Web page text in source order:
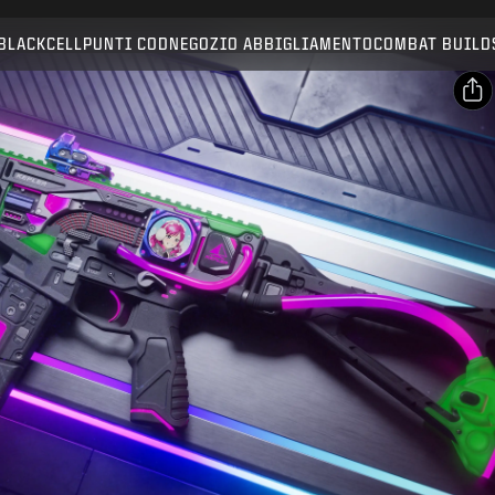
BLACKCELL PUNTI COD NEGOZIO ABBIGLIAMENTO COMBAT
INVIA
CONFERMA ACQUISTO
ANNULLA
Activision può aggiornare, sostituire o rimuovere
questi contenuti di gioco in qualsiasi momento.
CONDIVIDI
Email
Facebook
X
Copia link